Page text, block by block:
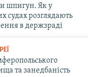
шпигун. Як у
судах розглядають
в держзраді
та занедбаність